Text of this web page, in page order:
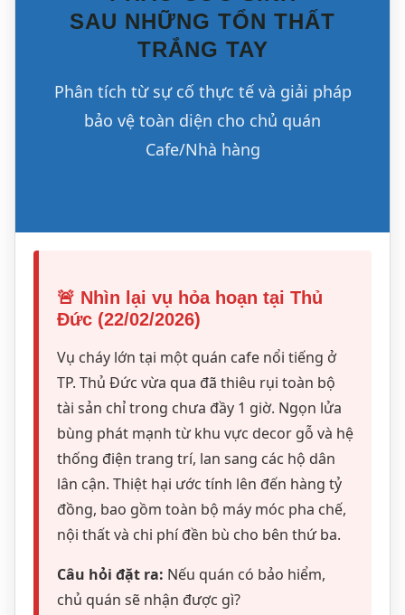
SAU NHỮNG TỔN THẤT
TRẮNG TAY
Phân tích từ sự cố thực tế và giải pháp
bảo vệ toàn diện cho chủ quán
Cafe/Nhà hàng
🚨 Nhìn lại vụ hỏa hoạn tại Thủ
Đức (22/02/2026)
Vụ cháy lớn tại một quán cafe nổi tiếng ở
TP. Thủ Đức vừa qua đã thiêu rụi toàn bộ
tài sản chỉ trong chưa đầy 1 giờ. Ngọn lửa
bùng phát mạnh từ khu vực decor gỗ và hệ
thống điện trang trí, lan sang các hộ dân
lân cận. Thiệt hại ước tính lên đến hàng tỷ
đồng, bao gồm toàn bộ máy móc pha chế,
nội thất và chi phí đền bù cho bên thứ ba.
Câu hỏi đặt ra: Nếu quán có bảo hiểm,
chủ quán sẽ nhận được gì?